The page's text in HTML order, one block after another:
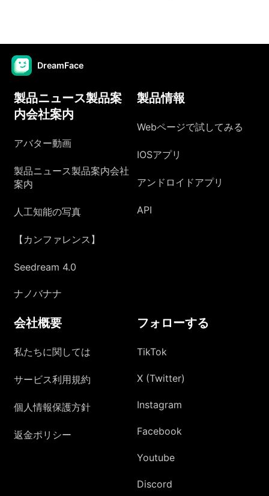
DreamFace
製品ニュース製品案
内会社案内
アバター動画
製品ニュース製品案内会社
案内
人工知能の写真
【カンファレンス】
Seedream 4.0
ナノバナナ
製品情報
Webページで試してみる
IOSアプリ
アンドロイドアプリ
API
会社概要
私たちに関しては
サービス利用規約
個人情報保護方針
返金ポリシー
フォローする
TikTok
X (Twitter)
Instagram
Facebook
Youtube
Discord